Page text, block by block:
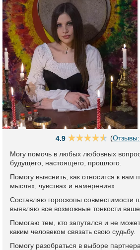
4.9 (
Могу помочь в любых любовных
будущего, настоящего, прошлого.
Помогу выяснить, как относится к вам
мыслях, чувствах и намерениях.
Составляю гороскопы совместимости
выявляю все возможные тонкости
Помогаю тем, кто запутался и не
каким человеком связать свою судьбу.
Помогу разобраться в выборе